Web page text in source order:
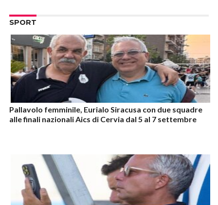
SPORT
Pallavolo femminile, Eurialo Siracusa con due squadre
alle finali nazionali Aics di Cervia dal 5 al 7 settembre